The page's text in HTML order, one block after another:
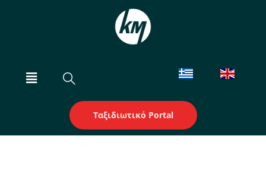
Menu
Ταξιδιωτικό Portal